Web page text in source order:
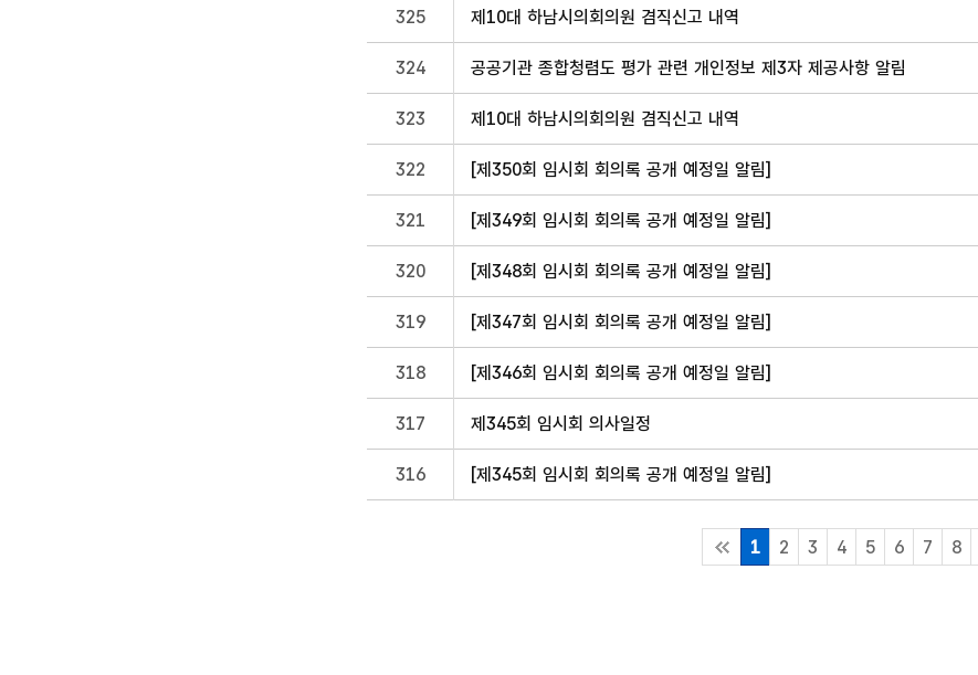
325 제10대 하남시의회의원 겸직신고 내역
324 공공기관 종합청렴도 평가 관련 개인정보 제3자 제공사항 알림
323 제10대 하남시의회의원 겸직신고 내역
322 [제350회 임시회 회의록 공개 예정일 알림]
321 [제349회 임시회 회의록 공개 예정일 알림]
320 [제348회 임시회 회의록 공개 예정일 알림]
319 [제347회 임시회 회의록 공개 예정일 알림]
318 [제346회 임시회 회의록 공개 예정일 알림]
317 제345회 임시회 의사일정
316 [제345회 임시회 회의록 공개 예정일 알림]
1 2 3 4 5 6 7 8